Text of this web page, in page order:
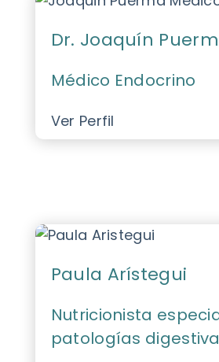
Dr. Joaquín
Médico Endocrino
Ver Perfil
Paula Arístegui
Nutricionista
patologías